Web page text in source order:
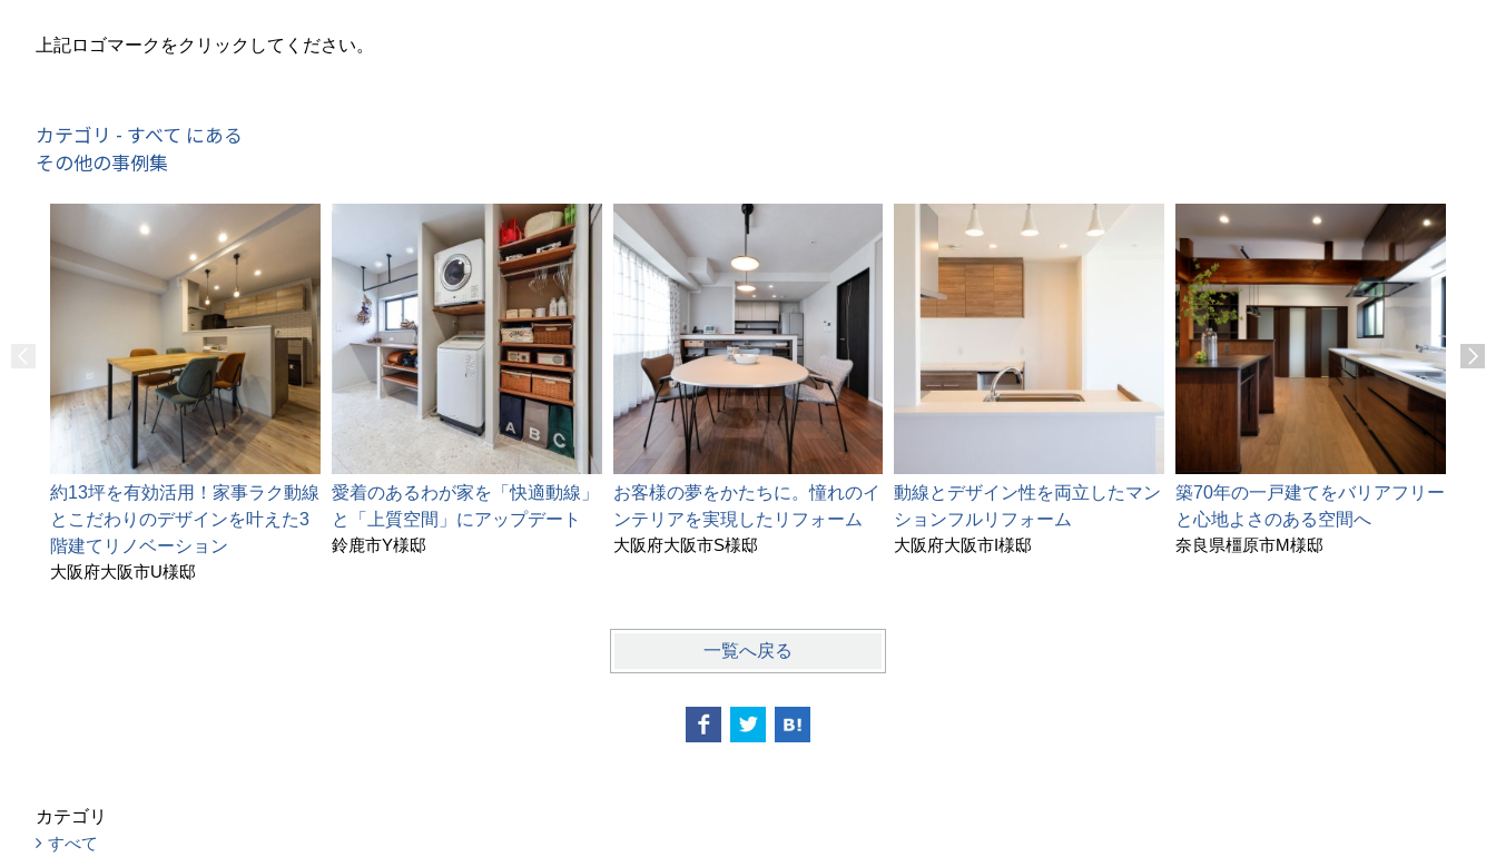
上記ロゴマークをクリックしてください。
カテゴリ - すべて にある
その他の事例集
約13坪を有効活用！家事ラク動線
とこだわりのデザインを叶えた3
階建てリノベーション
大阪府大阪市U様邸
愛着のあるわが家を「快適動線」
と「上質空間」にアップデート
鈴鹿市Y様邸
お客様の夢をかたちに。憧れのイ
ンテリアを実現したリフォーム
大阪府大阪市S様邸
動線とデザイン性を両立したマン
ションフルリフォーム
大阪府大阪市I様邸
築70年の一戸建てをバリアフリー
と心地よさのある空間へ
奈良県橿原市M様邸
一覧へ戻る
カテゴリ
すべて